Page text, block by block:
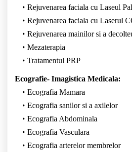
Rejuvenarea faciala cu Laseul
Rejuvenarea faciala cu Laserul
Rejuvenarea mainilor si a
Mezaterapia
Tratamentul PRP
Ecografie- Imagistica Medicala:
Ecografia Mamara
Ecografia sanilor si a axilelor
Ecografia Abdominala
Ecografia Vasculara
Ecografia arterelor membrelor